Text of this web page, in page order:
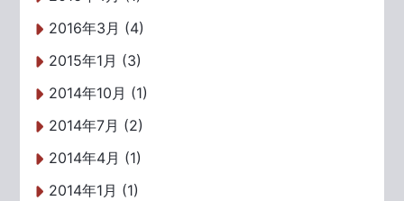
2016年3月 (4)
2015年1月 (3)
2014年10月 (1)
2014年7月 (2)
2014年4月 (1)
2014年1月 (1)